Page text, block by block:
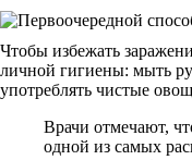
Чтобы избежать
личной гигиены: мыть
употреблять чистые
Врачи отмечают,
одной из самых